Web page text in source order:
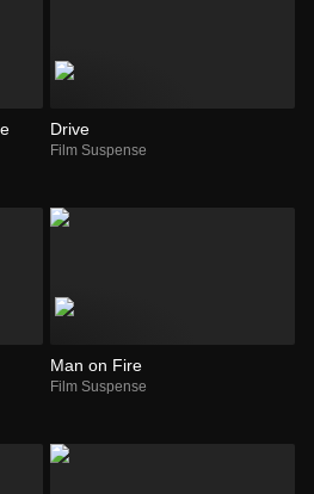
Drive
Film Suspense
Man on Fire
Film Suspense